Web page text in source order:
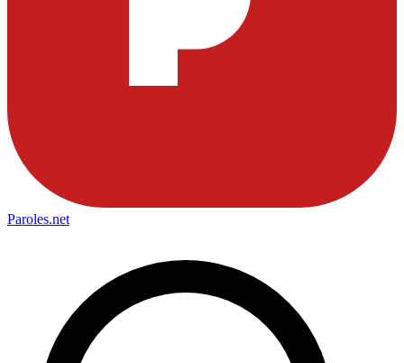
Paroles.net